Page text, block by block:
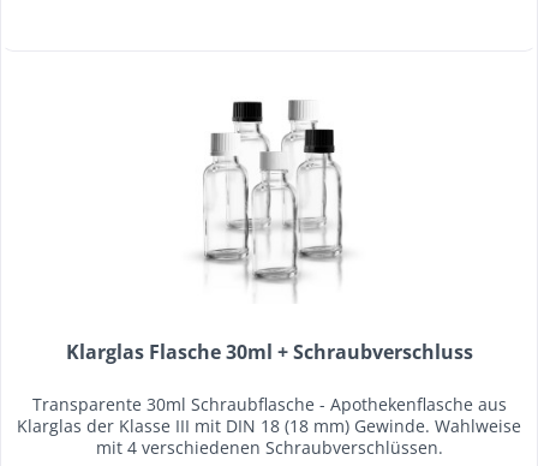
Klarglas Flasche 30ml + Schraubverschluss
Transparente 30ml Schraubflasche - Apothekenflasche aus
Klarglas der Klasse III mit DIN 18 (18 mm) Gewinde. Wahlweise
mit 4 verschiedenen Schraubverschlüssen.